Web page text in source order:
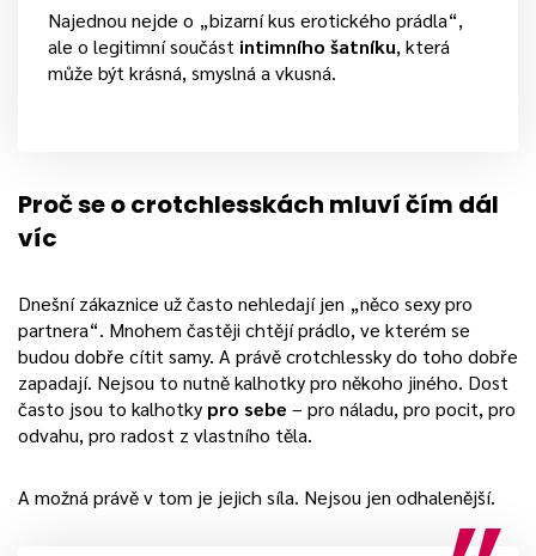
Najednou nejde o „bizarní kus erotického prádla“,
ale o legitimní součást intimního šatníku, která
může být krásná, smyslná a vkusná.
Proč se o crotchlesskách mluví čím dál
víc
Dnešní zákaznice už často nehledají jen „něco sexy pro
partnera“. Mnohem častěji chtějí prádlo, ve kterém se
budou dobře cítit samy. A právě crotchlessky do toho dobře
zapadají. Nejsou to nutně kalhotky pro někoho jiného. Dost
často jsou to kalhotky pro sebe – pro náladu, pro pocit, pro
odvahu, pro radost z vlastního těla.
A možná právě v tom je jejich síla. Nejsou jen odhalenější.